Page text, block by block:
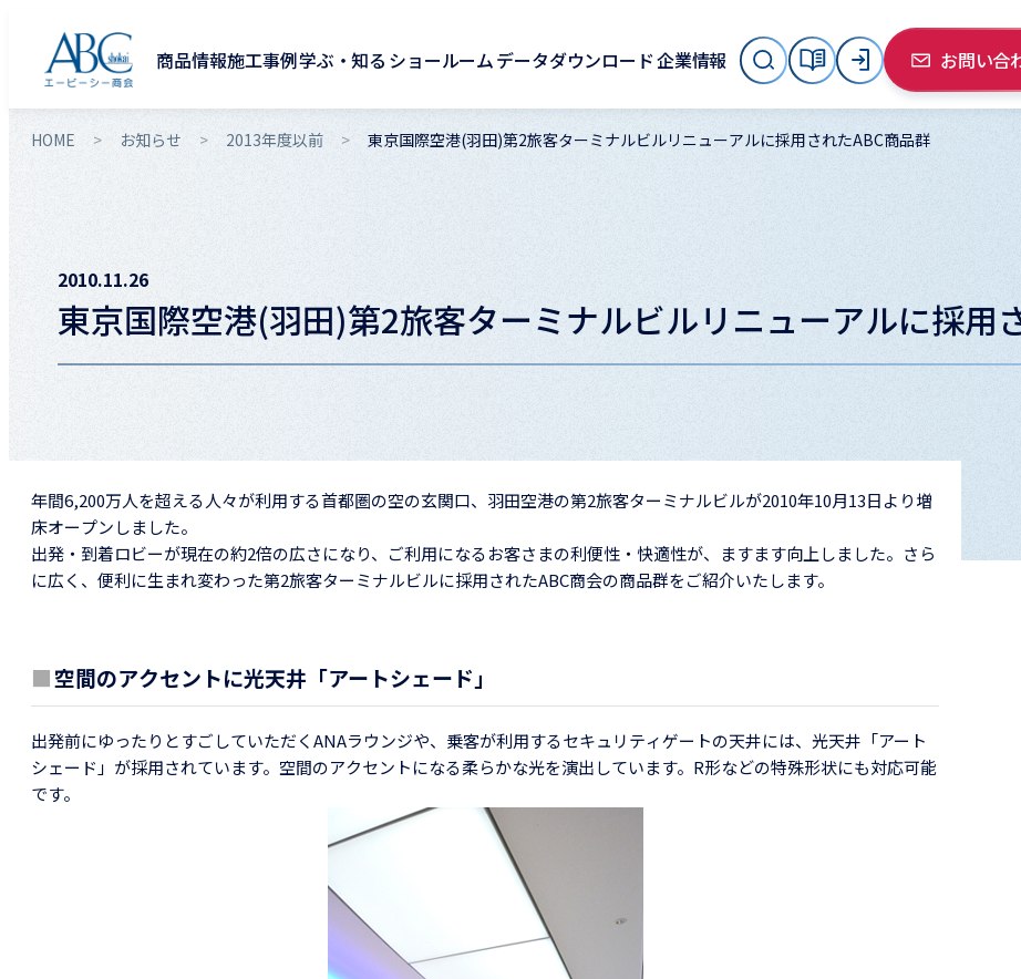
商品情報施工事例学ぶ・知る ショールームデータダウンロード企業情報 お問い合
HOME お知らせ 2013年度以前 東京国際空港(羽田)第2旅客ターミナルビルリニューアルに採用されたABC商品群
2010.11.26
東京国際空港(羽田)第2旅客ターミナルビルリニューアルに採用
年間6,200万人を超える人々が利用する首都圏の空の玄関口、羽田空港の第2旅客ターミナルビルが2010年10月13日より増
床オープンしました。
出発・到着ロビーが現在の約2倍の広さになり、ご利用になるお客さまの利便性・快適性が、ますます向上しました。さら
に広く、便利に生まれ変わった第2旅客ターミナルビルに採用されたABC商会の商品群をご紹介いたします。
■空間のアクセントに光天井「アートシェード」
出発前にゆったりとすごしていただくANAラウンジや、乗客が利用するセキュリティゲートの天井には、光天井「アート
シェード」が採用されています。空間のアクセントになる柔らかな光を演出しています。R形などの特殊形状にも対応可能
です。